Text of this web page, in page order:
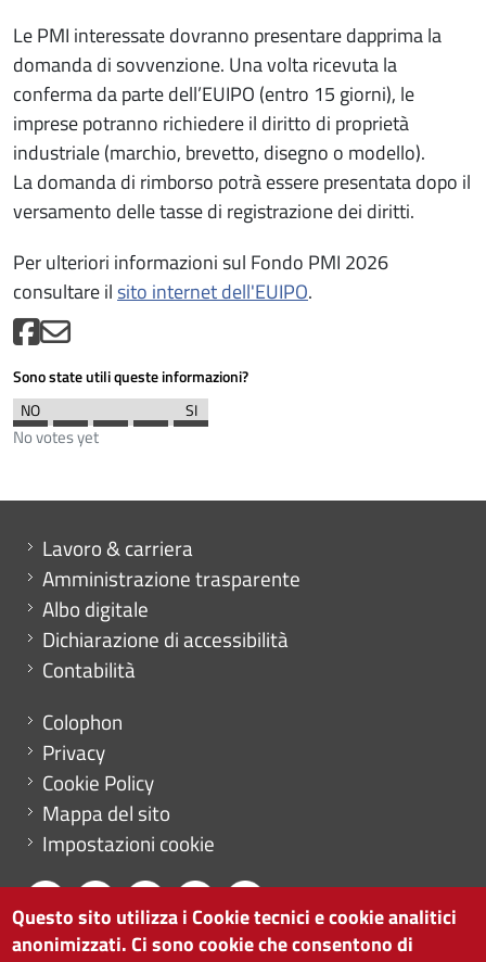
Le PMI interessate dovranno presentare dapprima la
domanda di sovvenzione. Una volta ricevuta la
conferma da parte dell’EUIPO (entro 15 giorni), le
imprese potranno richiedere il diritto di proprietà
industriale (marchio, brevetto, disegno o modello).
La domanda di rimborso potrà essere presentata dopo il
versamento delle tasse di registrazione dei diritti.
Per ulteriori informazioni sul Fondo PMI 2026
consultare ilsito internet dell'EUIPO.
Sono state utili queste informazioni?
No votes yet
Mini menu di servizio
Lavoro & carriera
Amministrazione trasparente
Albo digitale
Dichiarazione di accessibilità
Contabilità
Menu footer
Colophon
Privacy
Cookie Policy
Mappa del sito
Impostazioni cookie
Questo sito utilizza i Cookie tecnici e cookie analitici
anonimizzati. Ci sono cookie che consentono di